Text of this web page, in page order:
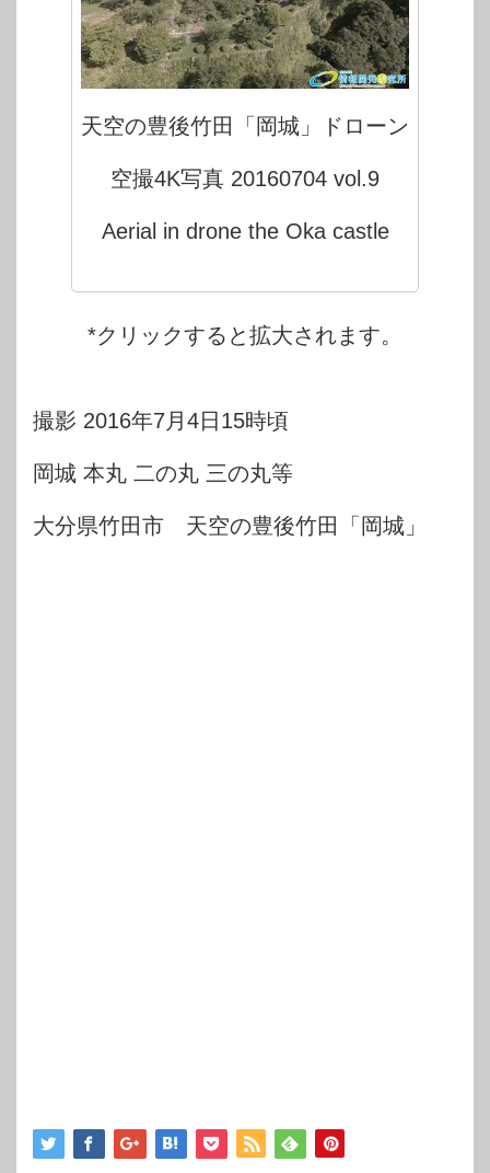
天空の豊後竹田「岡城」ドローン
空撮4K写真 20160704 vol.9
Aerial in drone the Oka castle
*クリックすると拡大されます。
撮影 2016年7月4日15時頃
岡城 本丸 二の丸 三の丸等
大分県竹田市 天空の豊後竹田「岡城」